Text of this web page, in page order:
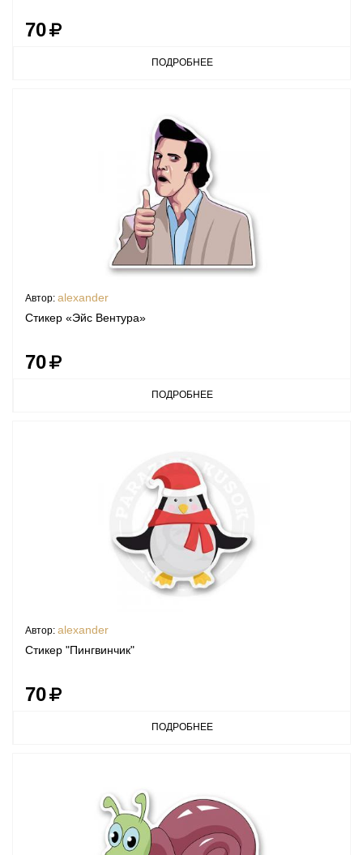
70
ПОДРОБНЕЕ
Автор: alexander
Стикер «Эйс Вентура»
70
ПОДРОБНЕЕ
Автор: alexander
Стикер "Пингвинчик"
70
ПОДРОБНЕЕ